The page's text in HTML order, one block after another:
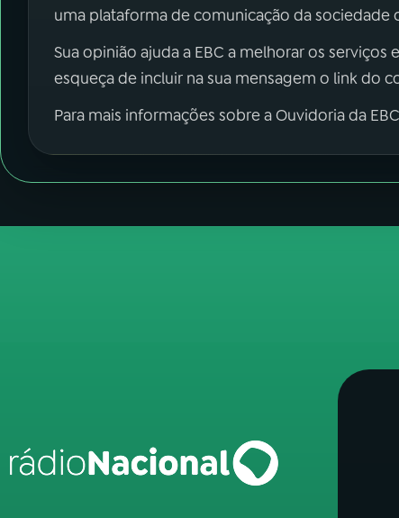
uma plataforma de comunicação da sociedade
Sua opinião ajuda a EBC a melhorar os
esqueça de incluir na sua mensagem o link do
Para mais informações sobre a Ouvidoria da